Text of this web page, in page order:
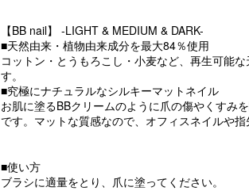
【BB nail】 -LIGHT & MEDIUM & DARK-
■天然由来・植物由来成分を最大84％使用
コットン・とうもろこし・小麦など、再生可能
す。
■究極にナチュラルなシルキーマットネイル
お肌に塗るBBクリームのように爪の傷やくすみ
です。マットな質感なので、オフィスネイルや
■使い方
ブラシに適量をとり、爪に塗ってください。